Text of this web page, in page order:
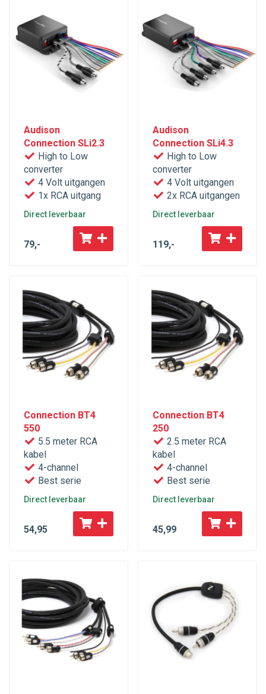
Audison
Connection SLi2.3
High to Low
converter
4 Volt uitgangen
1x RCA uitgang
Direct leverbaar
79,-
Audison
Connection SLi4.3
High to Low
converter
4 Volt uitgangen
2x RCA uitgangen
Direct leverbaar
119,-
Connection BT4
550
5.5 meter RCA
kabel
4-channel
Best serie
Direct leverbaar
54,95
Connection BT4
250
2.5 meter RCA
kabel
4-channel
Best serie
Direct leverbaar
45,99